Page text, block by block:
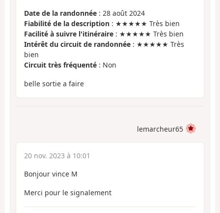
Date de la randonnée : 28 août 2024
Fiabilité de la description : ★★★★★ Très bien
Facilité à suivre l'itinéraire : ★★★★★ Très bien
Intérêt du circuit de randonnée : ★★★★★ Très
bien
Circuit très fréquenté : Non
belle sortie a faire
lemarcheur65
20 nov. 2023 à 10:01
Bonjour vince M
Merci pour le signalement